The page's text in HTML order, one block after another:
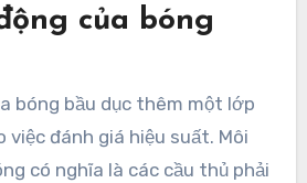
của bóng
bóng bầu dục thêm một lớp
việc đánh giá hiệu suất. Môi
có nghĩa là các cầu thủ phải